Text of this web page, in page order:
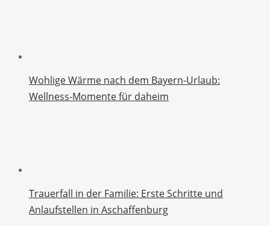
Wohlige Wärme nach dem Bayern-Urlaub:
Wellness-Momente für daheim
Trauerfall in der Familie: Erste Schritte und
Anlaufstellen in Aschaffenburg